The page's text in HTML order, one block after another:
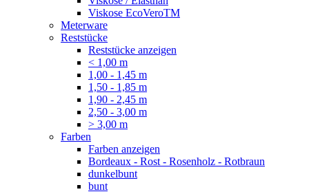
Viskose EcoVeroTM
Meterware
Reststücke
Reststücke anzeigen
< 1,00 m
1,00 - 1,45 m
1,50 - 1,85 m
1,90 - 2,45 m
2,50 - 3,00 m
> 3,00 m
Farben
Farben anzeigen
Bordeaux - Rost - Rosenholz - Rotbraun
dunkelbunt
bunt